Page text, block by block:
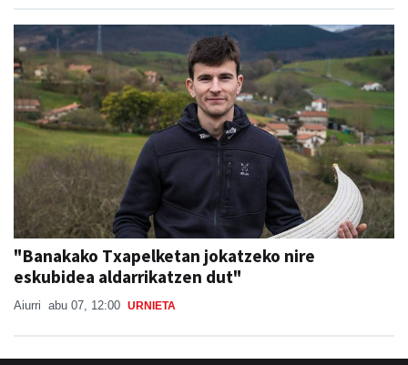
"Banakako Txapelketan jokatzeko nire
eskubidea aldarrikatzen dut"
Aiurri abu 07, 12:00 URNIETA